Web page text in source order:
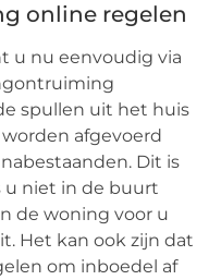
online regelen
u nu eenvoudig via
spullen uit het huis
afgevoerd
Dit is
u niet in de buurt
de woning voor u
Het kan ook zijn dat
om inboedel af